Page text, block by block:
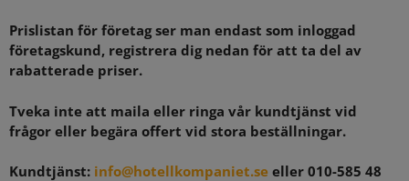
Prislistan för företag ser man endast som inloggad
företagskund, registrera dig nedan för att ta del av
rabatterade priser.
Tveka inte att maila eller ringa vår kundtjänst vid
frågor eller begära offert vid stora beställningar.
Kundtjänst: info@hotellkompaniet.se eller 010-585 48